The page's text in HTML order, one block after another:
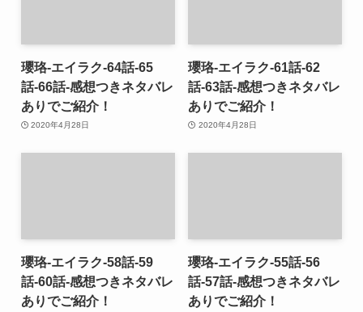
瓔珞-エイラク-64話-65
話-66話-感想つきネタバレ
ありでご紹介！
2020年4月28日
瓔珞-エイラク-61話-62
話-63話-感想つきネタバレ
ありでご紹介！
2020年4月28日
瓔珞-エイラク-58話-59
話-60話-感想つきネタバレ
ありでご紹介！
瓔珞-エイラク-55話-56
話-57話-感想つきネタバレ
ありでご紹介！